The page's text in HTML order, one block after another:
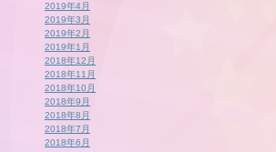
2019年4月
2019年3月
2019年2月
2019年1月
2018年12月
2018年11月
2018年10月
2018年9月
2018年8月
2018年7月
2018年6月